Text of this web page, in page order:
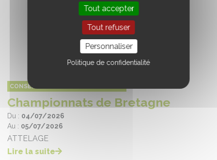
CONSEIL DES ÉQUIDÉS DE BRETAGNE
Championnats de Bretagne
Du : 04/07/2026
Au : 05/07/2026
ATTELAGE
Lire la suite
Tout accepter
Tout refuser
Personnaliser
Politique de confidentialité